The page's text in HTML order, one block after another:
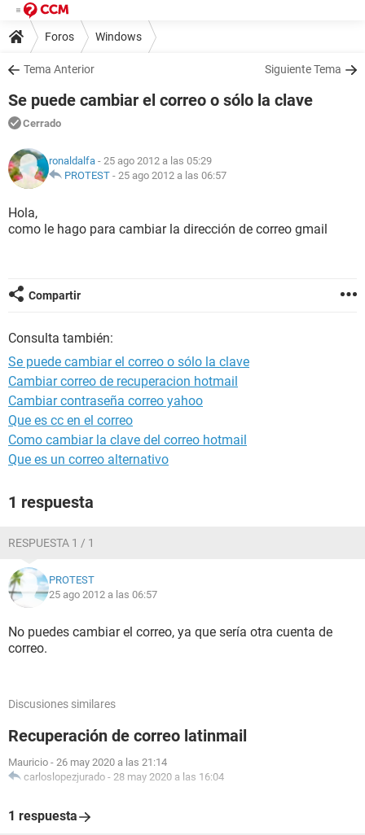
Foros Windows
Tema Anterior Siguiente Tema
Se puede cambiar el correo o sólo la clave
Cerrado
ronaldalfa - 25 ago 2012 a las 05:29
PROTEST - 25 ago 2012 a las 06:57
Hola,
como le hago para cambiar la dirección de correo gmail
Compartir
Consulta también:
Se puede cambiar el correo o sólo la clave
Cambiar correo de recuperacion hotmail
Cambiar contraseña correo yahoo
Que es cc en el correo
Como cambiar la clave del correo hotmail
Que es un correo alternativo
1 respuesta
RESPUESTA 1 / 1
PROTEST
25 ago 2012 a las 06:57
No puedes cambiar el correo, ya que sería otra cuenta de
correo.
Discusiones similares
Recuperación de correo latinmail
Mauricio - 26 may 2020 a las 21:14
carloslopezjurado - 28 may 2020 a las 16:04
1 respuesta